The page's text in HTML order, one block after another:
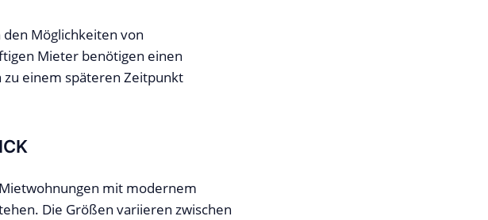
Möglichkeiten von
Mieter benötigen einen
einem späteren Zeitpunkt
mit modernem
Die Größen variieren zwischen